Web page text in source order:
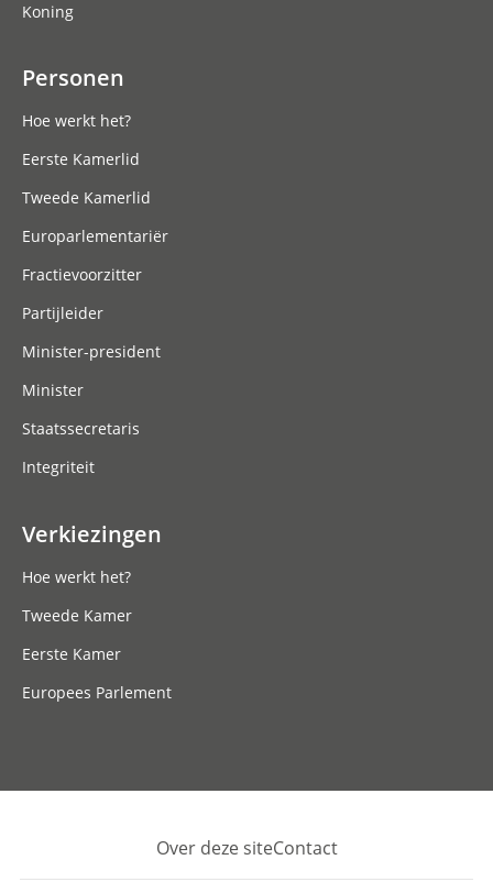
Koning
Personen
Hoe werkt het?
Eerste Kamerlid
Tweede Kamerlid
Europarlementariër
Fractievoorzitter
Partijleider
Minister-president
Minister
Staatssecretaris
Integriteit
Verkiezingen
Hoe werkt het?
Tweede Kamer
Eerste Kamer
Europees Parlement
Footer
Over deze siteContact